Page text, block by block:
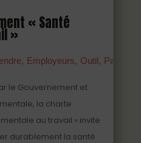
« Santé
»
Employeurs Outil
le Gouvernement et
la charte
au travail » invite
durablement la santé